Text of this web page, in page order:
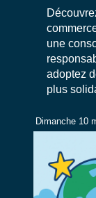
une
adoptez
plus
Dimanche 10